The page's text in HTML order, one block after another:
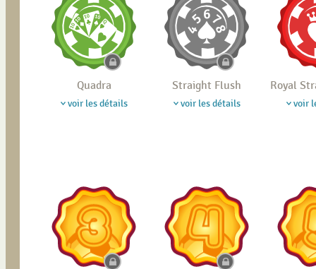
Quadra
voir les détails
Straight Flush
voir les détails
Royal
voir